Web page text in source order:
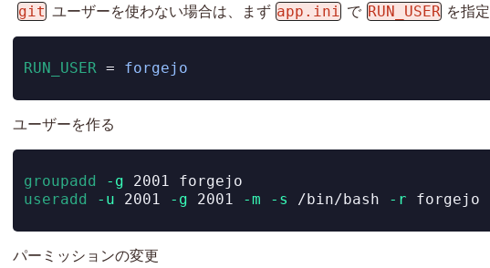
git ユーザーを使わない場合は、まず app.ini で RUN_USER を指定
RUN_USER = forgejo
ユーザーを作る
groupadd -g 2001 forgejo
useradd
-u 2001 -g 2001 -m -s /bin/bash -r forgejo
パーミッションの変更